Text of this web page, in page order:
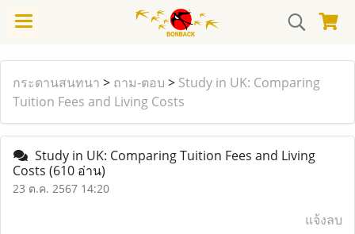
กระดานสนทนา > ถาม-ตอบ > Study in UK: Comparing
Tuition Fees and Living Costs
Study in UK: Comparing Tuition Fees and Living
Costs (610 อ่าน)
23 ต.ค. 2567 14:20
แจ้งลบ